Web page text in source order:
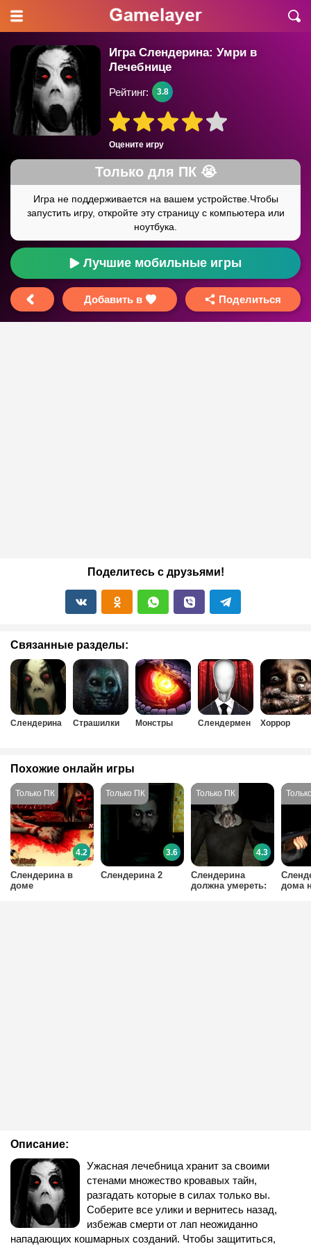
Игра Слендерина: Умри в
Лечебнице
Оцените игру
Рейтинг: 3.8
Лучшие мобильные игры
Добавить в Поделиться
Поделитесь с друзьями!
Связанные разделы:
Слендерина Страшилки Монстры Слендермен Хоррор
Описание:
Ужасная лечебница хранит за своими
стенами множество кровавых тайн,
разгадать которые в силах только вы.
Соберите все улики и вернитесь назад,
избежав смерти от лап неожиданно
нападающих кошмарных созданий. Чтобы защититься,
Похожие онлайн игры
Слендерина в
доме
4.2
Слендерина 2
3.6
Слендерина
должна умереть:
4.3
дома